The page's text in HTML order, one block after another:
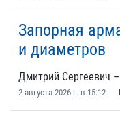
Запорная
и диаметров
Дмитрий
2 августа 2026 г. в 15:12